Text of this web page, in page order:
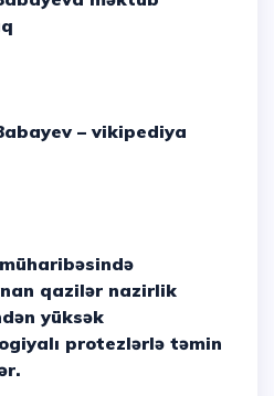
– vikipediya
qazilər nazirlik
yüksək
protezlərlə təmin